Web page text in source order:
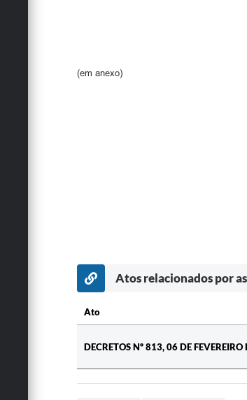
(em anexo)
Atos relacionados por
Ato
DECRETOS Nº 813, 06 DE